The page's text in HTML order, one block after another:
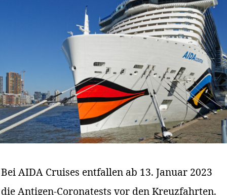
Bei AIDA Cruises entfallen ab 13. Januar 2023
die Antigen-Coronatests vor den Kreuzfahrten.